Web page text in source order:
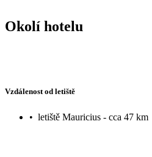
Okolí hotelu
Vzdálenost od letiště
• letiště Mauricius - cca 47 km